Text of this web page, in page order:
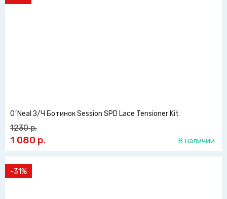
O´Neal З/Ч Ботинок Session SPD Lace Tensioner Kit
1230р.
1 080 р. В наличии
-31%